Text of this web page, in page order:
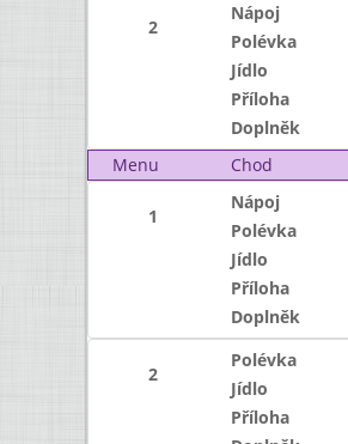
2
Nápoj
Polévka
Jídlo
Příloha
Doplněk
Menu
Chod
1
Nápoj
Polévka
Jídlo
Příloha
Doplněk
2
Polévka
Jídlo
Příloha